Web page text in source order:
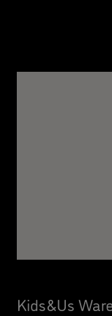
Kids&Us